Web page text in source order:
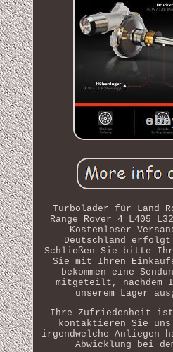
Turbolader für Land
Range Rover 4 L405
Kostenloser
Deutschland erfolgt
Schließen Sie bitte
Sie mit Ihren
bekommen eine
mitgeteilt, nachdem
unserem Lager
Ihre Zufriedenheit
kontaktieren Sie
irgendwelche Anliegen
Abwicklung bei